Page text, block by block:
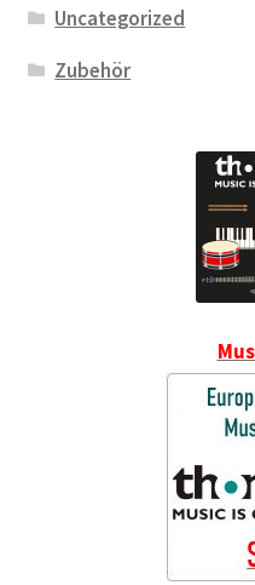
Uncategorized
Zubehör